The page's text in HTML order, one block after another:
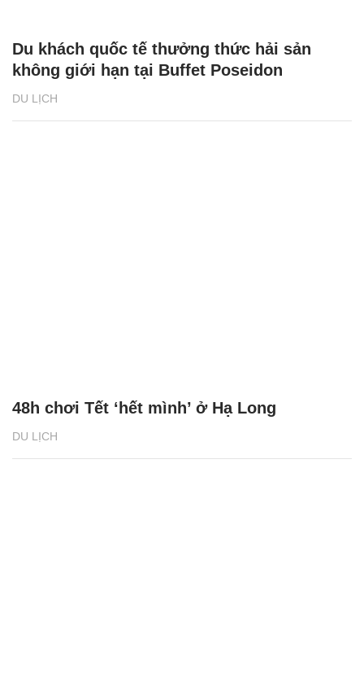
DU LỊCH
Du khách quốc tế thưởng thức hải sản
không giới hạn tại Buffet Poseidon
DU LỊCH
48h chơi Tết ‘hết mình’ ở Hạ Long